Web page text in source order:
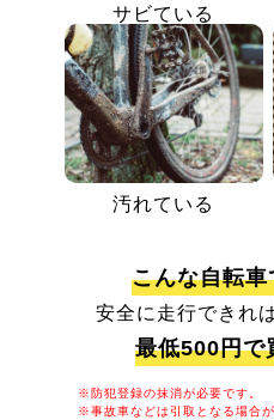
サビている
汚れている
こんな自転
安全に走行できれ
最低500円で
※防犯登録の抹消が必要です。
※事故車などは引取となる場合が